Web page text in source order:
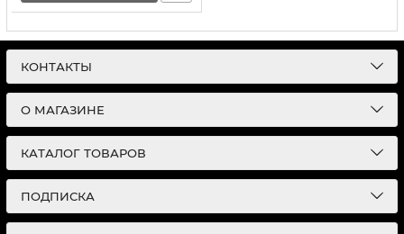
КОНТАКТЫ
О МАГАЗИНЕ
КАТАЛОГ ТОВАРОВ
ПОДПИСКА